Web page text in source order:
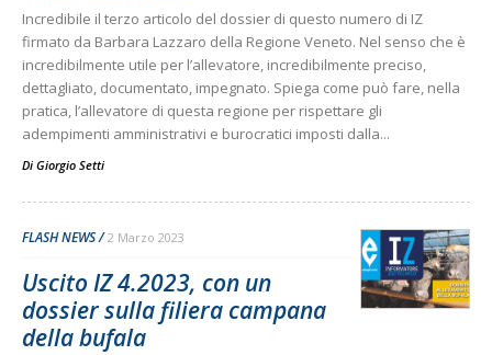
Incredibile il terzo articolo del dossier di questo numero di IZ
firmato da Barbara Lazzaro della Regione Veneto. Nel senso che è
incredibilmente utile per l’allevatore, incredibilmente preciso,
dettagliato, documentato, impegnato. Spiega come può fare, nella
pratica, l’allevatore di questa regione per rispettare gli
adempimenti amministrativi e burocratici imposti dalla...
Di Giorgio Setti
FLASH NEWS 2 Marzo 2023
Uscito IZ 4.2023, con un
dossier sulla filiera campana
della bufala